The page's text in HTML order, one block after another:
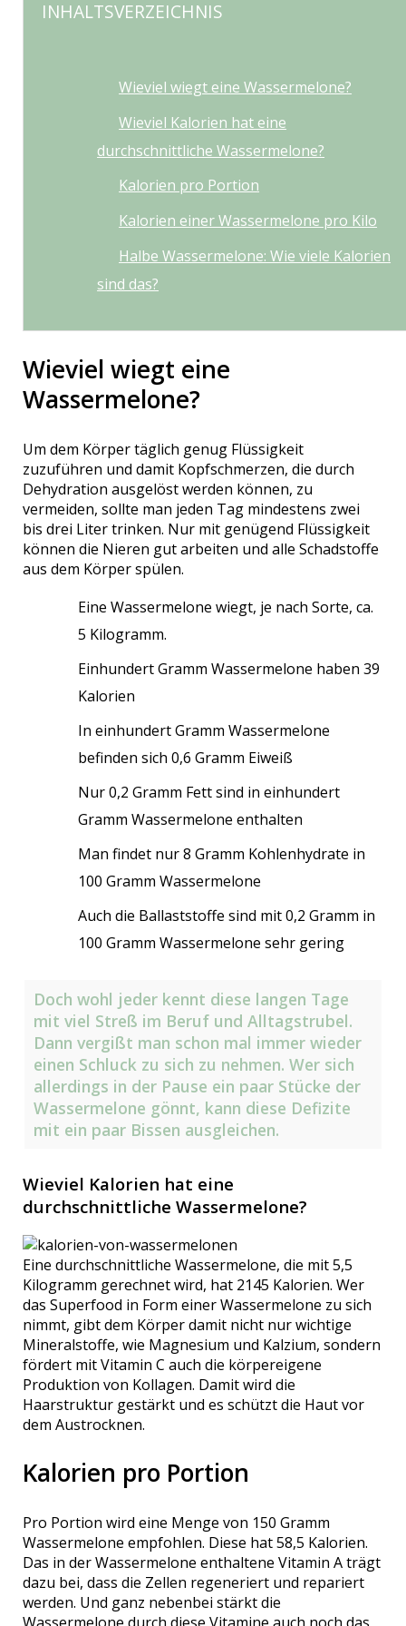
INHALTSVERZEICHNIS
Wieviel wiegt eine Wassermelone?
Wieviel Kalorien hat eine
durchschnittliche Wassermelone?
Kalorien pro Portion
Kalorien einer Wassermelone pro Kilo
Halbe Wassermelone: Wie viele Kalorien
sind das?
Wieviel wiegt eine
Wassermelone?
Um dem Körper täglich genug Flüssigkeit
zuzuführen und damit Kopfschmerzen, die durch
Dehydration ausgelöst werden können, zu
vermeiden, sollte man jeden Tag mindestens zwei
bis drei Liter trinken. Nur mit genügend Flüssigkeit
können die Nieren gut arbeiten und alle Schadstoffe
aus dem Körper spülen.
Eine Wassermelone wiegt, je nach Sorte, ca.
5 Kilogramm.
Einhundert Gramm Wassermelone haben 39
Kalorien
In einhundert Gramm Wassermelone
befinden sich 0,6 Gramm Eiweiß
Nur 0,2 Gramm Fett sind in einhundert
Gramm Wassermelone enthalten
Man findet nur 8 Gramm Kohlenhydrate in
100 Gramm Wassermelone
Auch die Ballaststoffe sind mit 0,2 Gramm in
100 Gramm Wassermelone sehr gering
Doch wohl jeder kennt diese langen Tage
mit viel Streß im Beruf und Alltagstrubel.
Dann vergißt man schon mal immer wieder
einen Schluck zu sich zu nehmen. Wer sich
allerdings in der Pause ein paar Stücke der
Wassermelone gönnt, kann diese Defizite
mit ein paar Bissen ausgleichen.
Wieviel Kalorien hat eine
durchschnittliche Wassermelone?
Eine durchschnittliche Wassermelone, die mit 5,5
Kilogramm gerechnet wird, hat 2145 Kalorien. Wer
das Superfood in Form einer Wassermelone zu sich
nimmt, gibt dem Körper damit nicht nur wichtige
Mineralstoffe, wie Magnesium und Kalzium, sondern
fördert mit Vitamin C auch die körpereigene
Produktion von Kollagen. Damit wird die
Haarstruktur gestärkt und es schützt die Haut vor
dem Austrocknen.
Kalorien pro Portion
Pro Portion wird eine Menge von 150 Gramm
Wassermelone empfohlen. Diese hat 58,5 Kalorien.
Das in der Wassermelone enthaltene Vitamin A trägt
dazu bei, dass die Zellen regeneriert und repariert
werden. Und ganz nebenbei stärkt die